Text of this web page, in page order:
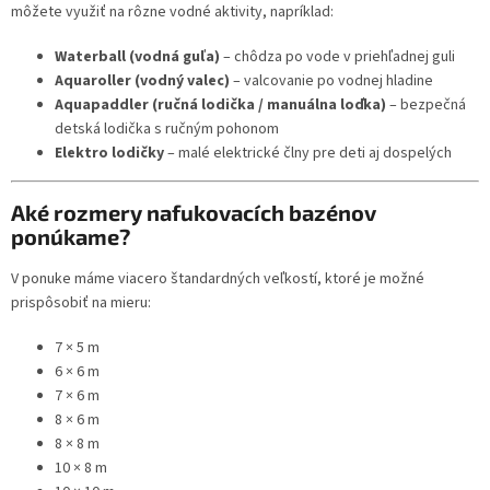
môžete využiť na rôzne vodné aktivity, napríklad:
Waterball (vodná guľa) – chôdza po vode v priehľadnej guli
Aquaroller (vodný valec) – valcovanie po vodnej hladine
Aquapaddler (ručná lodička / manuálna loďka) – bezpečná
detská lodička s ručným pohonom
Elektro lodičky– malé elektrické člny pre deti aj dospelých
Aké rozmery nafukovacích bazénov
ponúkame?
V ponuke máme viacero štandardných veľkostí, ktoré je možné
prispôsobiť na mieru:
7 × 5 m
6 × 6 m
7 × 6 m
8 × 6 m
8 × 8 m
10 × 8 m